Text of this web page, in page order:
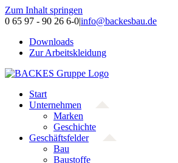
Zum Inhalt springen
0 65 97 - 90 26 6-0|info@backesbau.de
Downloads
Zur Arbeitskleidung
Start
Unternehmen
Marken
Geschichte
Geschäftsfelder
Bau
Baustoffe